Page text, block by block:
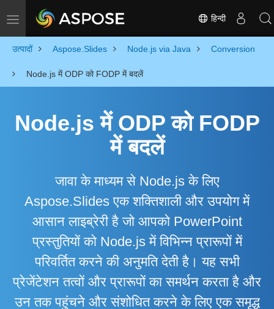
Toggle navigation हिन्दी
उत्पादों Aspose.Slides Node.js via Java Conversion
Node.js में ODP को FODP में बदलें
Node.js में ODP को FODP
में बदलें
जावा के माध्यम से Node.js के लिए
Aspose.Slides एक शक्तिशाली और उपयोग में
आसान लाइब्रेरी है जो आपको PowerPoint
प्रस्तुतियों को Node.js में विभिन्न प्रारूपों में
परिवर्तित करने की अनुमति देती है। यह सभी
प्रेजेंटेशन तत्वों और प्रारूपों का समर्थन करता है और
उन तक पहुंचने और संशोधित करने के लिए एक समृद्ध